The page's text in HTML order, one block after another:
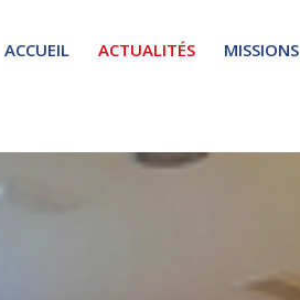
ACCUEIL ACTUALITÉS MISSIONS